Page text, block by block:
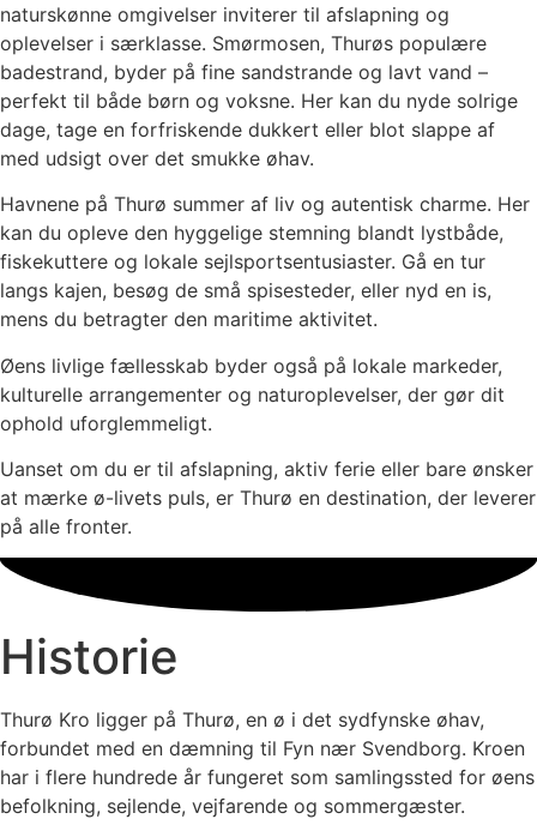
naturskønne omgivelser inviterer til afslapning og
oplevelser i særklasse. Smørmosen, Thurøs populære
badestrand, byder på fine sandstrande og lavt vand –
perfekt til både børn og voksne. Her kan du nyde solrige
dage, tage en forfriskende dukkert eller blot slappe af
med udsigt over det smukke øhav.
Havnene på Thurø summer af liv og autentisk charme. Her
kan du opleve den hyggelige stemning blandt lystbåde,
fiskekuttere og lokale sejlsportsentusiaster. Gå en tur
langs kajen, besøg de små spisesteder, eller nyd en is,
mens du betragter den maritime aktivitet.
Øens livlige fællesskab byder også på lokale markeder,
kulturelle arrangementer og naturoplevelser, der gør dit
ophold uforglemmeligt.
Uanset om du er til afslapning, aktiv ferie eller bare ønsker
at mærke ø-livets puls, er Thurø en destination, der leverer
på alle fronter.
Historie
Thurø Kro ligger på Thurø, en ø i det sydfynske øhav,
forbundet med en dæmning til Fyn nær Svendborg. Kroen
har i flere hundrede år fungeret som samlingssted for øens
befolkning, sejlende, vejfarende og sommergæster.